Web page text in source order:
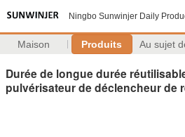
Ningbo Sunwinjer Daily
Maison Produits Au sujet
Durée de longue durée
pulvérisateur de déclencheur de